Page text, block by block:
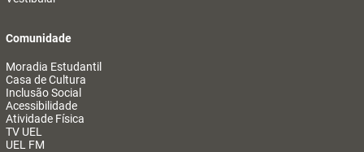
Comunidade
Moradia Estudantil
Casa de Cultura
Inclusão Social
Acessibilidade
Atividade Física
TV UEL
UEL FM